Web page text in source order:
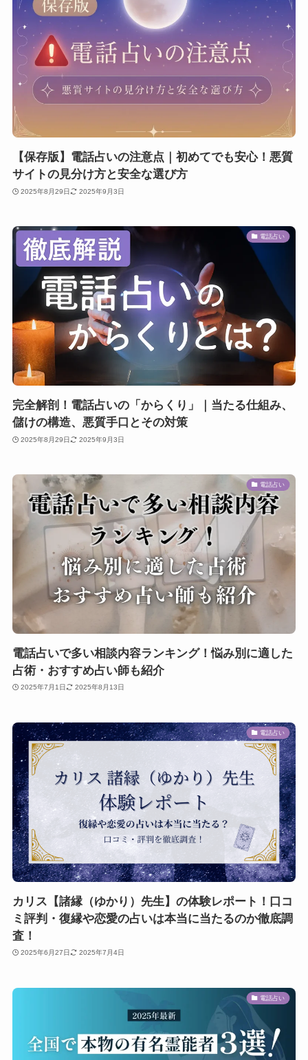
【保存版】電話占いの注意点｜初めてでも安心！悪質
サイトの見分け方と安全な選び方
2025年8月29日 2025年9月3日
電話占い
完全解剖！電話占いの「からくり」｜当たる仕組み、
儲けの構造、悪質手口とその対策
2025年8月29日 2025年9月3日
電話占い
電話占いで多い相談内容ランキング！悩み別に適した
占術・おすすめ占い師も紹介
2025年7月1日 2025年8月13日
電話占い
カリス【諸縁（ゆかり）先生】の体験レポート！口コ
ミ評判・復縁や恋愛の占いは本当に当たるのか徹底調
査！
2025年6月27日 2025年7月4日
電話占い